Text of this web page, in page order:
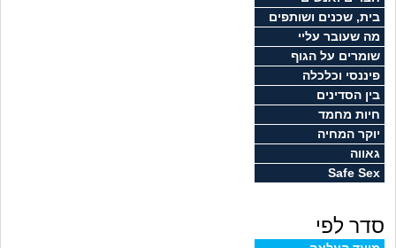
בית, שכנים ושותפים
מה שעובר עליי
שומרים על הגוף
פיננסי וכלכלה
בין הסדינים
חיות מחמד
יוקר המחיה
גאווה
Safe Sex
סדר לפי